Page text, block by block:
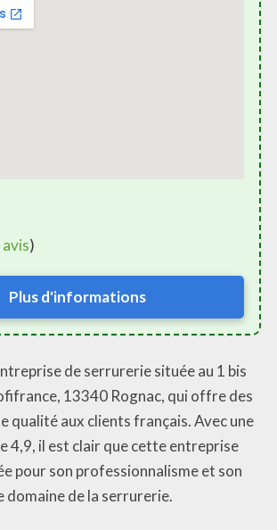
avis)
Plus d'informations
de serrurerie située au 1 bis
13340 Rognac, qui offre des
qualité aux clients français. Avec une
4,9, il est clair que cette entreprise
pour son professionnalisme et son
domaine de la serrurerie.